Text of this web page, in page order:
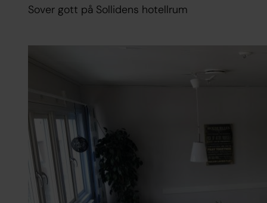
Sover gott på Sollidens hotellrum